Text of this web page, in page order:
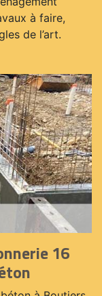
à faire,
de l’art.
16